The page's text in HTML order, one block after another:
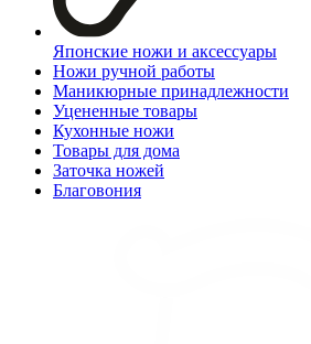
Японские ножи и аксессуары
Ножи ручной работы
Маникюрные принадлежности
Уцененные товары
Кухонные ножи
Товары для дома
Заточка ножей
Благовония